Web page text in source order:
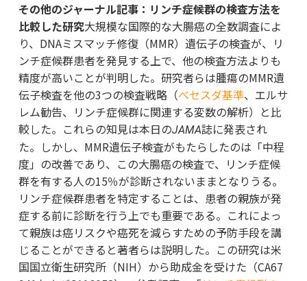
その他のジャーナル記事：リンチ症候群の検査方法を
比較した研究大規模な国際的な大腸癌の全数調査によ
り、DNAミスマッチ修復（MMR）遺伝子の検査が、リ
ンチ症候群患者を発見する上で、他の検査方法よりも
精度が高いことが判明した。研究者らは腫瘍のMMR遺
伝子検査を他の3つの検査戦略（べセスダ基準、エルサ
レム勧告、リンチ症候群に関連する変数の解析）と比
較した。これらの知見は本日のJAMA誌に発表され
た。しかし、MMR遺伝子検査がもたらしたのは「中程
度」の改善であり、この大腸癌の検査で、リンチ症候
群を有する人の15％が診断されないままとなりうる。
リンチ症候群患者を特定することは、患者の親族が発
症する前に診断を行う上でも重要である。これによっ
て親族は癌リスクや癌死を減らすための予防手段を講
じることができると著者らは説明した。この研究は米
国国立衛生研究所（NIH）から助成金を受けた（CA67